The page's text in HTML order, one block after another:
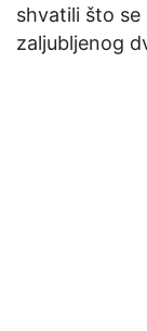
shvatili što
zaljubljenog